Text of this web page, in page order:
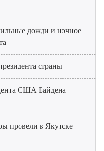
дожди и ночное
страны
США Байдена
провели в Якутске